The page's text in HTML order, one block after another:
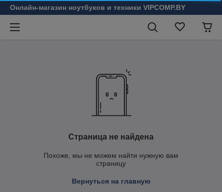
Онлайн-магазин ноутбуков и техники VIPCOMP.BY
Страница не найдена
Похоже, мы не можем найти нужную вам
страницу
Вернуться на главную